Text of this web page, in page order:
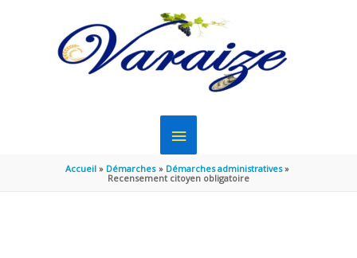
MENU
PRINCIPAL
Accueil Démarches
Démarches administratives
Recensement citoyen obligatoire